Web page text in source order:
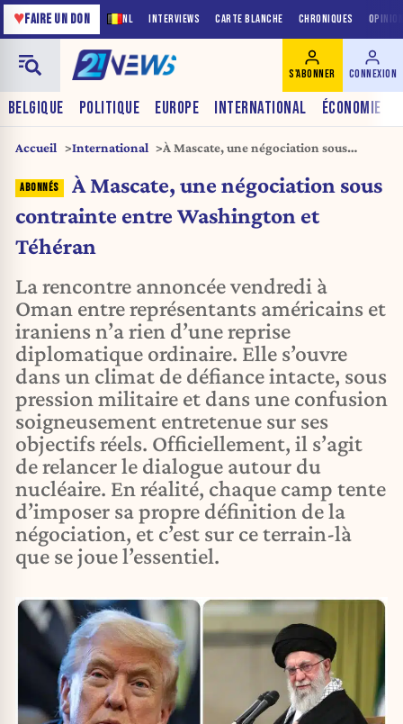
NL INTERVIEWS CARTE BLANCHE CHRONIQUES
♥FAIRE UN DON
BELGIQUE POLITIQUE EUROPE INTERNATIONAL ÉCONOMIE
S'ABONNER CONNEXION
Accueil International
À Mascate, une négociation sous
Téhéran
À Mascate, une négociation sous
contrainte entre Washington et
Téhéran
La rencontre annoncée vendredi à
Oman entre représentants américains et
iraniens n’a rien d’une reprise
diplomatique ordinaire. Elle s’ouvre
dans un climat de défiance intacte, sous
pression militaire et dans une confusion
soigneusement entretenue sur ses
objectifs réels. Officiellement, il s’agit
de relancer le dialogue autour du
nucléaire. En réalité, chaque camp tente
d’imposer sa propre définition de la
négociation, et c’est sur ce terrain-là
que se joue l’essentiel.